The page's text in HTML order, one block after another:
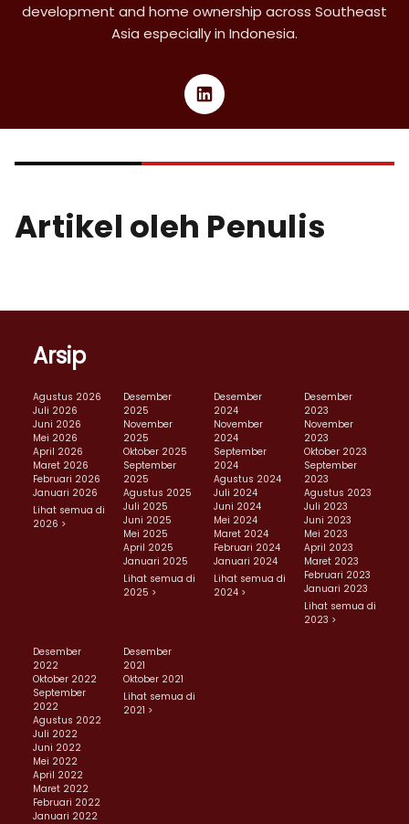
development and home ownership across Southeast
Asia especially in Indonesia.
Artikel oleh Penulis
Arsip
Agustus 2026
Juli 2026
Juni 2026
Mei 2026
April 2026
Maret 2026
Februari 2026
Januari 2026
Lihat semua di
2026 >
Desember
2025
November
2025
Oktober 2025
September
2025
Agustus 2025
Juli 2025
Juni 2025
Mei 2025
April 2025
Januari 2025
Lihat semua di
2025 >
Desember
2024
November
2024
September
2024
Agustus 2024
Juli 2024
Juni 2024
Mei 2024
Maret 2024
Februari 2024
Januari 2024
Lihat semua di
2024 >
Desember
2023
November
2023
Oktober 2023
September
2023
Agustus 2023
Juli 2023
Juni 2023
Mei 2023
April 2023
Maret 2023
Februari 2023
Januari 2023
Lihat semua di
2023 >
Desember
2022
Oktober 2022
September
2022
Agustus 2022
Juli 2022
Juni 2022
Mei 2022
April 2022
Maret 2022
Februari 2022
Januari 2022
Desember
2021
Oktober 2021
Lihat semua di
2021 >